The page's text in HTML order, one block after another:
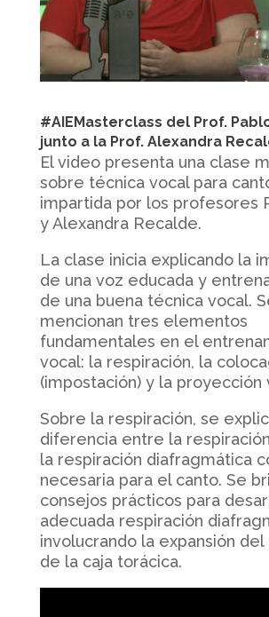
#AIEMasterclass del Prof.
junto a la Prof. Alexandra
El video presenta una clase
sobre técnica vocal para
impartida por los profesores
y Alexandra Recalde.
La clase inicia explicando la
de una voz educada y
de una buena técnica vocal.
mencionan tres elementos
fundamentales en el
vocal: la respiración, la
(impostación) y la proyección
Sobre la respiración, se
diferencia entre la
la respiración diafragmática
necesaria para el canto. Se
consejos prácticos para
adecuada respiración
involucrando la expansión
de la caja torácica.